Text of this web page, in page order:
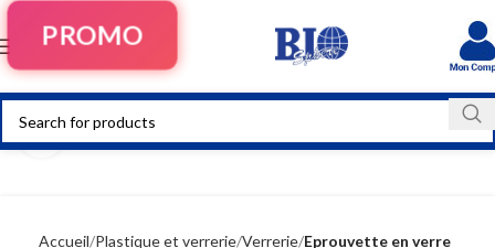
PROMO
Click to enlarge
Accueil Plastique et verrerie Verrerie Eprouvette en verre